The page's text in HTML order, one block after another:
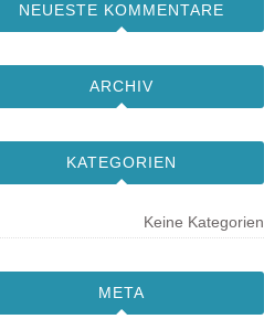
NEUESTE KOMMENTARE
ARCHIV
KATEGORIEN
Keine Kategorien
META